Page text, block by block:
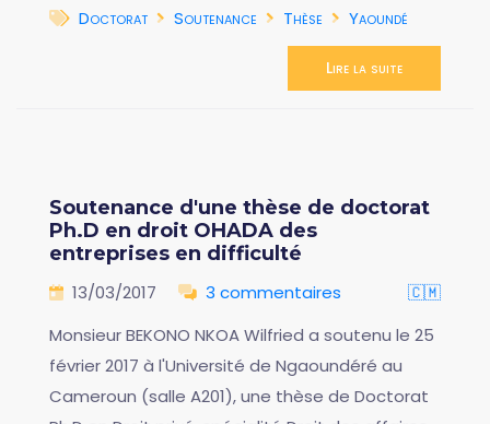
Doctorat Soutenance Thèse Yaoundé
Lire la suite
Soutenance d'une thèse de doctorat
Ph.D en droit OHADA des
entreprises en difficulté
13/03/2017 3 commentaires
🇨🇲
Monsieur BEKONO NKOA Wilfried a soutenu le 25
février 2017 à l'Université de Ngaoundéré au
Cameroun (salle A201), une thèse de Doctorat